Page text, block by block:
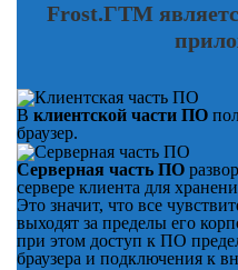
Frost.ГТМ
В клиентской части ПО
браузер.
Серверная часть ПО
сервере клиента для
Это значит, что все
выходят за пределы его
при этом доступ к ПО
браузера и подключения к